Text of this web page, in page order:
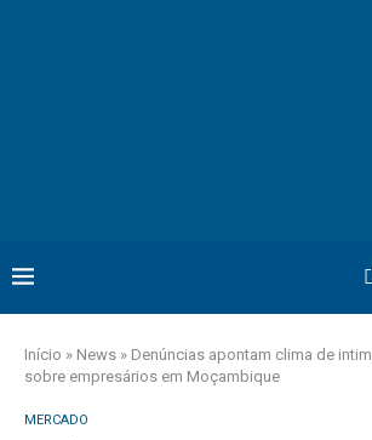
Início » News » Denúncias apontam clima de
sobre empresários em Moçambique
MERCADO